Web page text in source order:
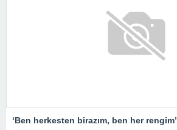
‘Ben herkesten birazım, ben her rengim’